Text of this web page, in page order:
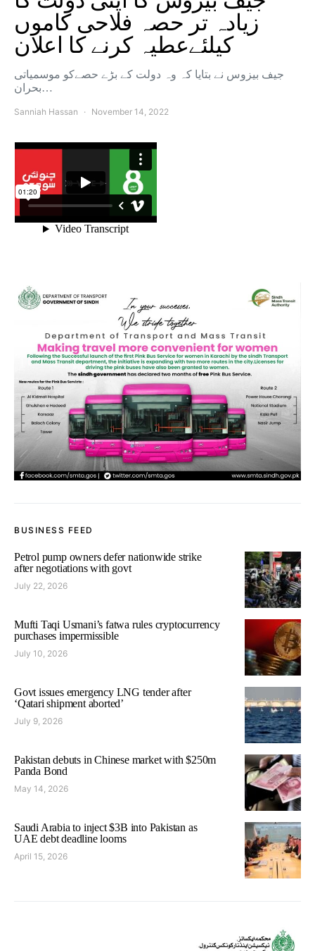
زیادہ تر حصہ فلاحی کاموں
کیلئےعطیہ کرنے کا اعلان
جیف بیزوس نے بتایا کہ وہ دولت کے بڑے حصےکو موسمیاتی
بحران…
Sanniah Hassan November 14, 2022
BUSINESS FEED
Petrol pump owners defer nationwide strike
after negotiations with govt
July 22, 2026
Mufti Taqi Usmani’s fatwa rules cryptocurrency
purchases impermissible
July 10, 2026
Govt issues emergency LNG tender after
‘Qatari shipment aborted’
July 9, 2026
Pakistan debuts in Chinese market with $250m
Panda Bond
May 14, 2026
Saudi Arabia to inject $3B into Pakistan as
UAE debt deadline looms
April 15, 2026